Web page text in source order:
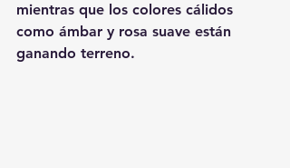
mientras que los colores cálidos
como ámbar y rosa suave están
ganando terreno.